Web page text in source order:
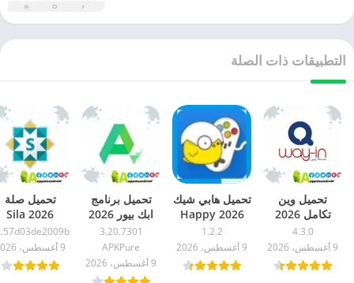
التطبيقات ذات الصلة
تحميل وين
تكامل 2026
اصدار للاندرويد
مجاناً
4.3.0
9 أغسطس، 2026
تحميل هابي شيك
2026 Happy
Chick للاندرويد
اخر اصدار مجاناً
1.2.2
9 أغسطس، 2026
تحميل برنامج
ابك بيور 2026
APKPure
للاندرويد اخر
اصدار مجاناً
3.20.7301
APKPure
9 أغسطس، 2026
تحميل صلة
2026 Sila
للاندرويد اخر
اصدار مجاناً 9 أغسطس، 2026